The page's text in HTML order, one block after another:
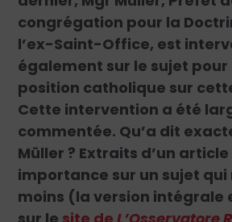
congrégation pour la
l’ex-Saint-Office, est
également sur le sujet
position catholique sur
Cette intervention a été
commentée. Qu’a dit
Müller ? Extraits d’un
importance sur un sujet qui
moins (la version intégrale